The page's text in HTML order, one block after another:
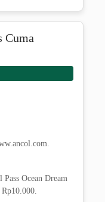
Cuma
Ocean Dream